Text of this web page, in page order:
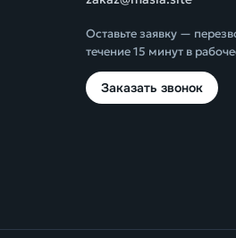
Оставьте заявку —
течение 15 минут в
Заказать звонок